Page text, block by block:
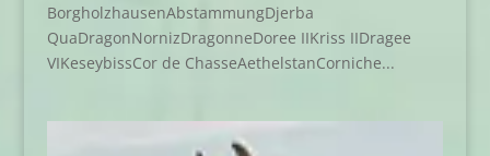
BorgholzhausenAbstammungDjerba
QuaDragonNornizDragonneDoree IIKriss IIDragee
VIKeseybissCor de ChasseAethelstanCorniche...